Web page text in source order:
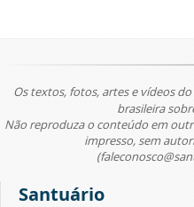
Os textos, fotos, artes e vídeos
brasileira
Não reproduza o conteúdo em
impresso, sem
Santuário